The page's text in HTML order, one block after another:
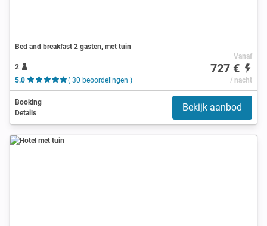
Bed and breakfast 2 gasten, met tuin
2
5.0
( 30 beoordelingen )
Vanaf
727 €
/ nacht
Booking
Details
Bekijk aanbod